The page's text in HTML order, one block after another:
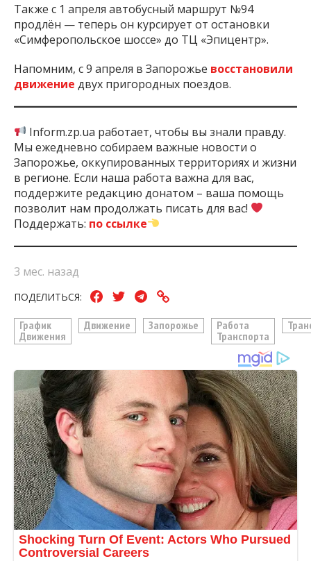
Также с 1 апреля автобусный маршрут №94
продлён — теперь он курсирует от остановки
«Симферопольское шоссе» до ТЦ «Эпицентр».
Напомним, с 9 апреля в Запорожье восстановили
движение двух пригородных поездов.
Inform.zp.ua работает, чтобы вы знали правду.
Мы ежедневно собираем важные новости о
Запорожье, оккупированных территориях и жизни
в регионе. Если наша работа важна для вас,
поддержите редакцию донатом – ваша помощь
позволит нам продолжать писать для вас!
Поддержать: по ссылке
3 мес. назад
ПОДЕЛИТЬСЯ:
График
Движения
Движение Запорожье
Работа
Транспорта